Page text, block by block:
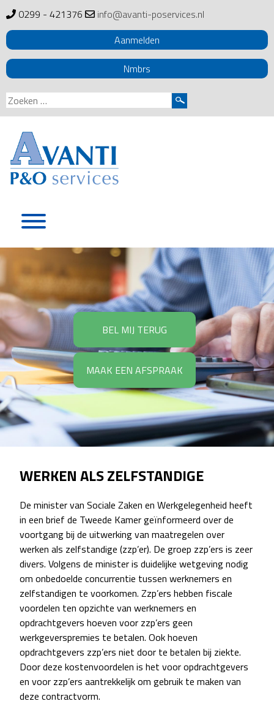
0299 - 421376
info@avanti-poservices.nl
Aanmelden
Nmbrs
Zoeken
naar:
BEL MIJ TERUG
MAAK EEN AFSPRAAK
WERKEN ALS ZELFSTANDIGE
De minister van Sociale Zaken en Werkgelegenheid heeft
in een brief de Tweede Kamer geïnformeerd over de
voortgang bij de uitwerking van maatregelen over
werken als zelfstandige (zzp’er). De groep zzp’ers is zeer
divers. Volgens de minister is duidelijke wetgeving nodig
om onbedoelde concurrentie tussen werknemers en
zelfstandigen te voorkomen. Zzp’ers hebben fiscale
voordelen ten opzichte van werknemers en
opdrachtgevers hoeven voor zzp’ers geen
werkgeverspremies te betalen. Ook hoeven
opdrachtgevers zzp’ers niet door te betalen bij ziekte.
Door deze kostenvoordelen is het voor opdrachtgevers
en voor zzp’ers aantrekkelijk om gebruik te maken van
deze contractvorm.